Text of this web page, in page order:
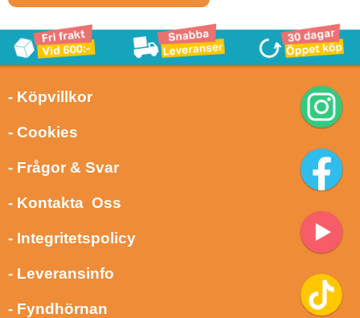
- Köpvillkor
- Cookies
- Frågor & Svar
- Kontakta Oss
- Integritetspolicy
- Leveransinfo
- Fyndhörnan